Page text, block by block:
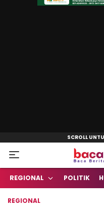
Baca
REGIONAL POLITIK
REGIONAL